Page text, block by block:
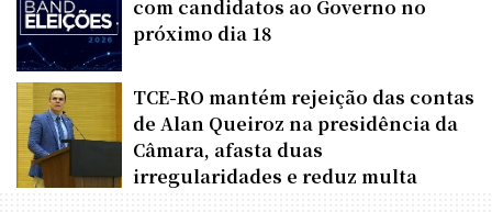
com candidatos ao Governo no
próximo dia 18
TCE-RO mantém rejeição das contas
de Alan Queiroz na presidência da
Câmara, afasta duas
irregularidades e reduz multa